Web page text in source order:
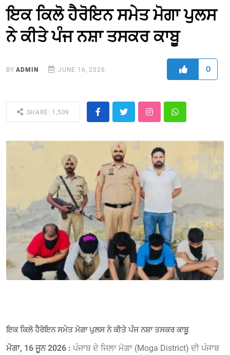
ਇਕ ਕਿਲੋ ਹੈਰੋਇਨ ਸਮੇਤ ਮੋਗਾ ਪੁਲਸ
ਨੇ ਕੀਤੇ ਪੰਜ ਨਸ਼ਾ ਤਸਕਰ ਕਾਬੂ
BYADMIN JUNE 16, 2026 0
SHARE: 1,509
ਇਕ ਕਿਲੋ ਹੈਰੋਇਨ ਸਮੇਤ ਮੋਗਾ ਪੁਲਸ ਨੇ ਕੀਤੇ ਪੰਜ ਨਸ਼ਾ ਤਸਕਰ ਕਾਬੂ
ਮੋਗਾ, 16 ਜੂਨ 2026 : ਪੰਜਾਬ ਦੇ ਜਿਲਾ ਮੋਗਾ (Moga District) ਦੀ ਪੰਜਾਬ